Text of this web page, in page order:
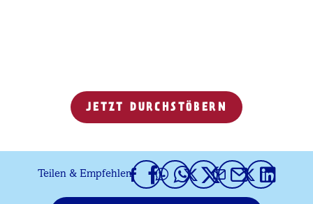
JETZT DURCHSTÖBERN
Teilen & Empfehlen